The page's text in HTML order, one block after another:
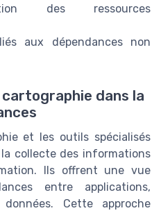
des ressources
aux dépendances non
dans la
et les outils spécialisés
collecte des informations
Ils offrent une vue
entre applications,
Cette approche